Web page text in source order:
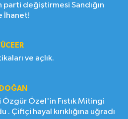
parti değiştirmesi Sandığın
İhanet!
ve açlık.
Özgür Özel'in Fıstık Mitingi
. Çiftçi hayal kırıklığına uğradı